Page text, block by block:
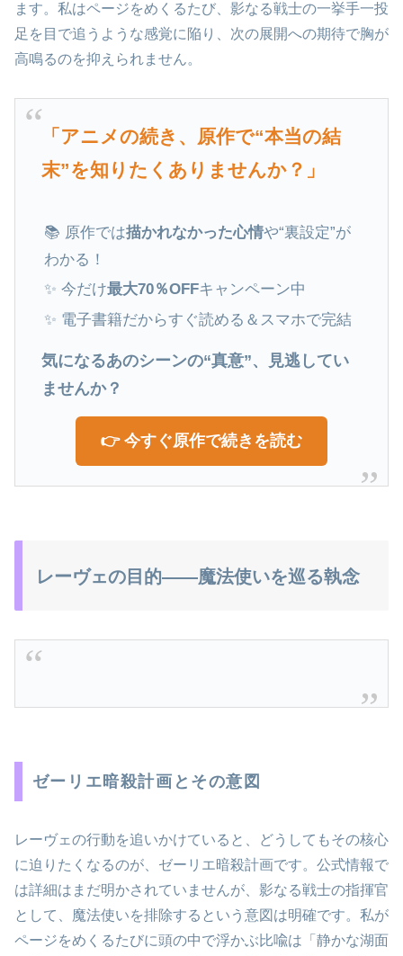
ます。私はページをめくるたび、影なる戦士の一挙手一投
足を目で追うような感覚に陥り、次の展開への期待で胸が
高鳴るのを抑えられません。
「アニメの続き、原作で“本当の結
末”を知りたくありませんか？」
📚 原作では描かれなかった心情や“裏設定”が
わかる！
✨ 今だけ最大70％OFFキャンペーン中
✨ 電子書籍だからすぐ読める＆スマホで完結
気になるあのシーンの“真意”、見逃してい
ませんか？
👉 今すぐ原作で続きを読む
レーヴェの目的――魔法使いを巡る執念
ゼーリエ暗殺計画とその意図
レーヴェの行動を追いかけていると、どうしてもその核心
に迫りたくなるのが、ゼーリエ暗殺計画です。公式情報で
は詳細はまだ明かされていませんが、影なる戦士の指揮官
として、魔法使いを排除するという意図は明確です。私が
ページをめくるたびに頭の中で浮かぶ比喩は「静かな湖面